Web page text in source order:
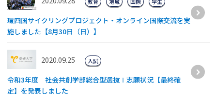
環四国サイクリングプロジェクト・オンライン国際交流を実
施しました【8月30日（日）】
2020.09.25
令和3年度 社会共創学部総合型選抜Ⅰ志願状況【最終確
定】を発表しました
入試